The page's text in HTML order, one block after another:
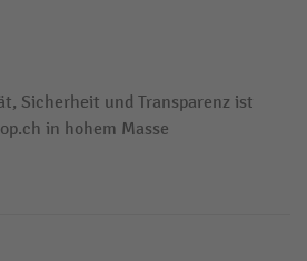
Sicherheit und Transparenz ist
in hohem Masse